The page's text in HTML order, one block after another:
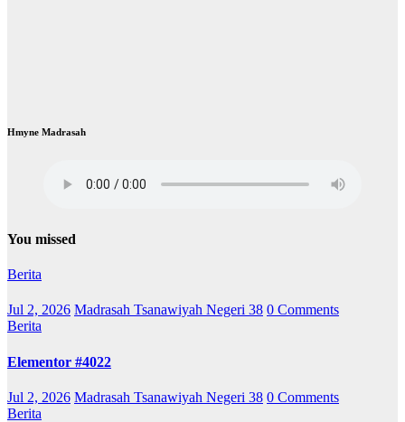
Hmyne Madrasah
You missed
Berita
Jul 2, 2026 Madrasah Tsanawiyah Negeri 38 0 Comments
Berita
Elementor #4022
Jul 2, 2026 Madrasah Tsanawiyah Negeri 38 0 Comments
Berita